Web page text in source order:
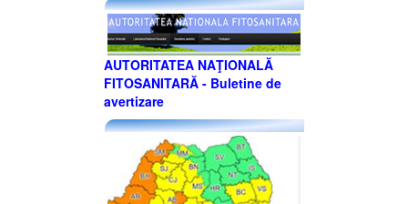
AUTORITATEA NAŢIONALĂ
FITOSANITARĂ - Buletine de
avertizare